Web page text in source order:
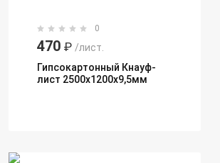
0
470 ₽ /лист.
Гипсокартонный Кнауф-
лист 2500х1200х9,5мм